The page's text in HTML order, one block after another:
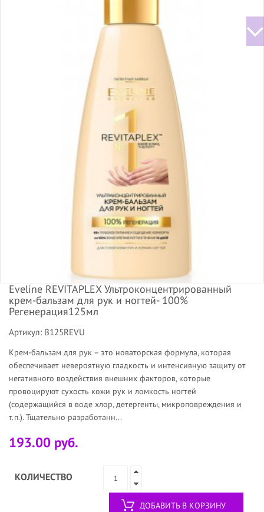
Eveline REVITAPLEX Ультроконцентрированный
крем-бальзам для рук и ногтей- 100%
Регенерация125мл
Артикул: B125REVU
Крем-бальзам для рук – это новаторская формула, которая
обеспечивает невероятную гладкость и интенсивную защиту от
негативного воздействия внешних факторов, которые
провоцируют сухость кожи рук и ломкость ногтей
(содержащийся в воде хлор, детергенты, микроповреждения и
т.п.). Тщательно разработанн...
193.00 руб.
КОЛИЧЕСТВО
ДОБАВИТЬ В КОРЗИНУ